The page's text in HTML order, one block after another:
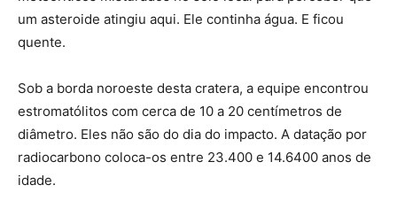
um asteroide atingiu aqui. Ele continha água. E ficou
quente.
Sob a borda noroeste desta cratera, a equipe encontrou
estromatólitos com cerca de 10 a 20 centímetros de
diâmetro. Eles não são do dia do impacto. A datação por
radiocarbono coloca-os entre 23.400 e 14.6400 anos de
idade.